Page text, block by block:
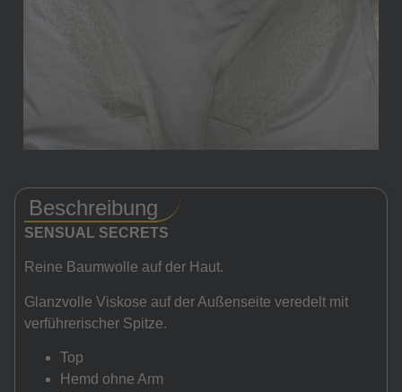
Beschreibung
SENSUAL SECRETS
Reine Baumwolle auf der Haut.
Glanzvolle Viskose auf der Außenseite veredelt mit
verführerischer Spitze.
Top
Hemd ohne Arm